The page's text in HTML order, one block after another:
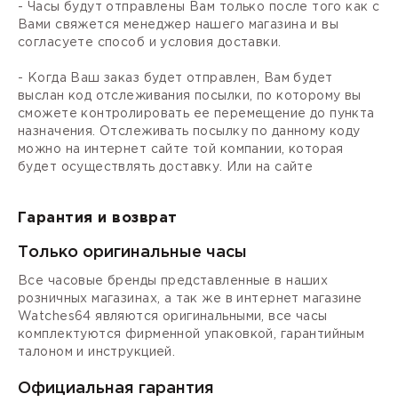
- Часы будут отправлены Вам только после того как с
Вами свяжется менеджер нашего магазина и вы
согласуете способ и условия доставки.
- Когда Ваш заказ будет отправлен, Вам будет
выслан код отслеживания посылки, по которому вы
сможете контролировать ее перемещение до пункта
назначения. Отслеживать посылку по данному коду
можно на интернет сайте той компании, которая
будет осуществлять доставку. Или на сайте
Гарантия и возврат
Только оригинальные часы
Все часовые бренды представленные в наших
розничных магазинах, а так же в интернет магазине
Watches64 являются оригинальными, все часы
комплектуются фирменной упаковкой, гарантийным
талоном и инструкцией.
Официальная гарантия